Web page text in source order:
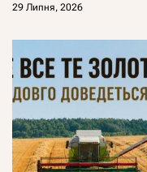
29 Липня, 2026